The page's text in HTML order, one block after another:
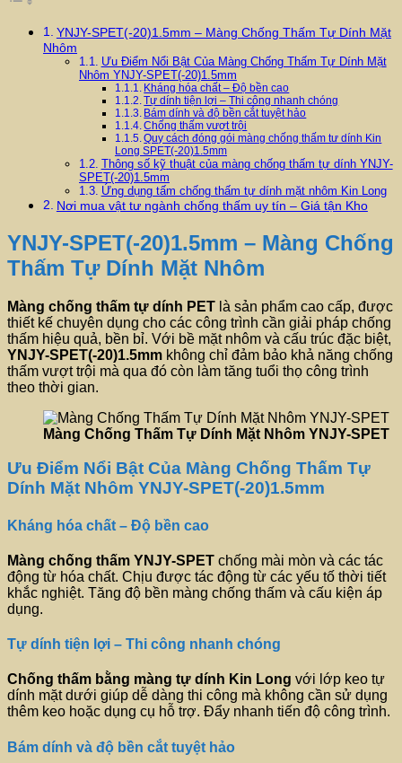
YNJY-SPET(-20)1.5mm – Màng Chống Thấm Tự Dính Mặt
Nhôm
Ưu Điểm Nổi Bật Của Màng Chống Thấm Tự Dính Mặt
Nhôm YNJY-SPET(-20)1.5mm
Kháng hóa chất – Độ bền cao
Tự dính tiện lợi – Thi công nhanh chóng
Bám dính và độ bền cắt tuyệt hảo
Chống thấm vượt trội
Quy cách đóng gói màng chống thấm tư dính Kin
Long SPET(-20)1.5mm
Thông số kỹ thuật của màng chống thấm tự dính YNJY-
SPET(-20)1.5mm
Ứng dụng tấm chống thấm tự dính mặt nhôm Kin Long
Nơi mua vật tư ngành chống thấm uy tín – Giá tận Kho
YNJY-SPET(-20)1.5mm – Màng Chống
Thấm Tự Dính Mặt Nhôm
Màng chống thấm tự dính PET là sản phẩm cao cấp, được
thiết kế chuyên dụng cho các công trình cần giải pháp chống
thấm hiệu quả, bền bỉ. Với bề mặt nhôm và cấu trúc đặc biệt,
YNJY-SPET(-20)1.5mm không chỉ đảm bảo khả năng chống
thấm vượt trội mà qua đó còn làm tăng tuổi thọ công trình
theo thời gian.
Màng Chống Thấm Tự Dính Mặt Nhôm YNJY-SPET
Ưu Điểm Nổi Bật Của Màng Chống Thấm Tự
Dính Mặt Nhôm YNJY-SPET(-20)1.5mm
Kháng hóa chất – Độ bền cao
Màng chống thấm YNJY-SPET chống mài mòn và các tác
động từ hóa chất. Chịu được tác động từ các yếu tố thời tiết
khắc nghiệt. Tăng độ bền màng chống thấm và cấu kiện áp
dụng.
Tự dính tiện lợi – Thi công nhanh chóng
Chống thấm bằng màng tự dính Kin Long với lớp keo tự
dính mặt dưới giúp dễ dàng thi công mà không cần sử dụng
thêm keo hoặc dụng cụ hỗ trợ. Đẩy nhanh tiến độ công trình.
Bám dính và độ bền cắt tuyệt hảo